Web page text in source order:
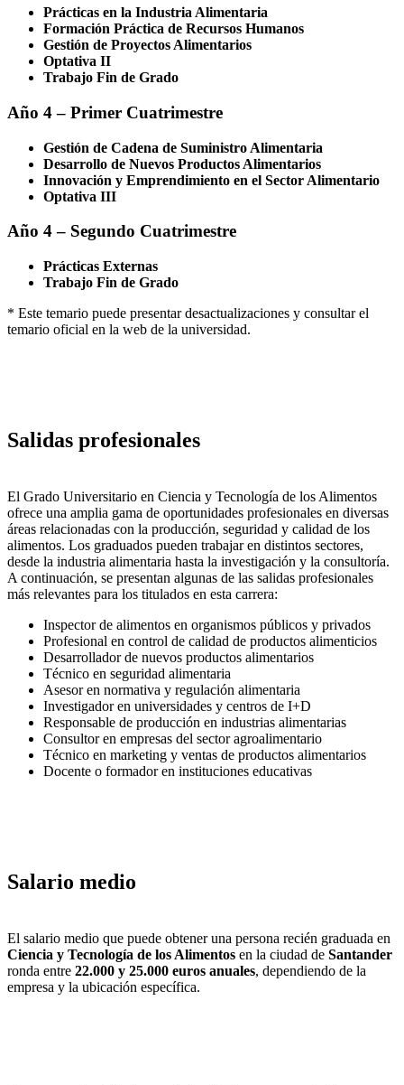
Prácticas en la Industria Alimentaria
Formación Práctica de Recursos Humanos
Gestión de Proyectos Alimentarios
Optativa II
Trabajo Fin de Grado
Año 4 – Primer Cuatrimestre
Gestión de Cadena de Suministro Alimentaria
Desarrollo de Nuevos Productos Alimentarios
Innovación y Emprendimiento en el Sector Alimentario
Optativa III
Año 4 – Segundo Cuatrimestre
Prácticas Externas
Trabajo Fin de Grado
* Este temario puede presentar desactualizaciones y consultar el
temario oficial en la web de la universidad.
Salidas profesionales
El Grado Universitario en Ciencia y Tecnología de los Alimentos
ofrece una amplia gama de oportunidades profesionales en diversas
áreas relacionadas con la producción, seguridad y calidad de los
alimentos. Los graduados pueden trabajar en distintos sectores,
desde la industria alimentaria hasta la investigación y la consultoría.
A continuación, se presentan algunas de las salidas profesionales
más relevantes para los titulados en esta carrera:
Inspector de alimentos en organismos públicos y privados
Profesional en control de calidad de productos alimenticios
Desarrollador de nuevos productos alimentarios
Técnico en seguridad alimentaria
Asesor en normativa y regulación alimentaria
Investigador en universidades y centros de I+D
Responsable de producción en industrias alimentarias
Consultor en empresas del sector agroalimentario
Técnico en marketing y ventas de productos alimentarios
Docente o formador en instituciones educativas
Salario medio
El salario medio que puede obtener una persona recién graduada en
Ciencia y Tecnología de los Alimentos en la ciudad de Santander
ronda entre 22.000 y 25.000 euros anuales, dependiendo de la
empresa y la ubicación específica.